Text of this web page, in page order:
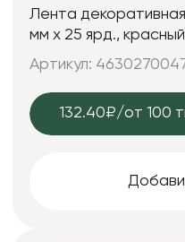
Лента
мм х 25 ярд.,
Артикул:
132.40₽/от 100